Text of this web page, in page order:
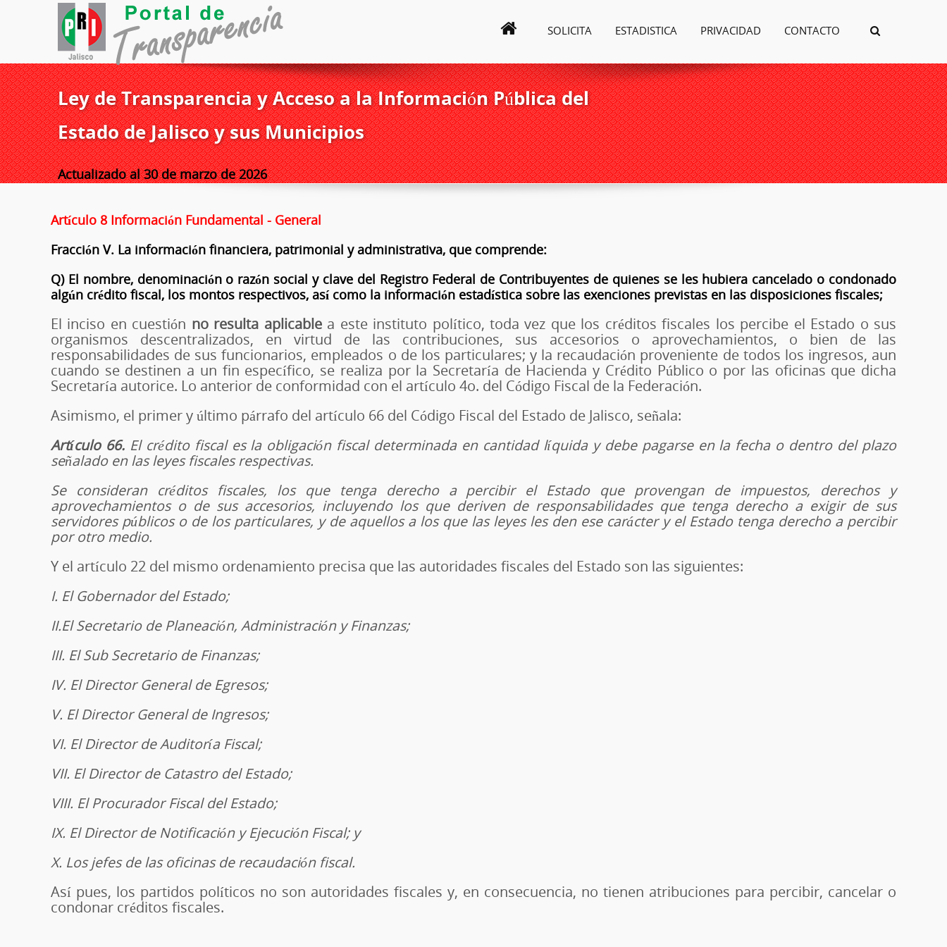
SOLICITA ESTADISTICA PRIVACIDAD CONTACTO
Ley de Transparencia y Acceso a la Información Pública del
Estado de Jalisco y sus Municipios
Actualizado al 30 de marzo de 2026
Artículo 8 Información Fundamental - General
Fracción V. La información financiera, patrimonial y administrativa, que comprende:
Q) El nombre, denominación o razón social y clave del Registro Federal de Contribuyentes de quienes se les hubiera cancelado o condonado
algún crédito fiscal, los montos respectivos, así como la información estadística sobre las exenciones previstas en las disposiciones fiscales;
El inciso en cuestión no resulta aplicable a este instituto político, toda vez que los créditos fiscales los percibe el Estado o sus
organismos descentralizados, en virtud de las contribuciones, sus accesorios o aprovechamientos, o bien de las
responsabilidades de sus funcionarios, empleados o de los particulares; y la recaudación proveniente de todos los ingresos, aun
cuando se destinen a un fin específico, se realiza por la Secretaría de Hacienda y Crédito Público o por las oficinas que dicha
Secretaría autorice. Lo anterior de conformidad con el artículo 4o. del Código Fiscal de la Federación.
Asimismo, el primer y último párrafo del artículo 66 del Código Fiscal del Estado de Jalisco, señala:
Artículo 66.El crédito fiscal es la obligación fiscal determinada en cantidad líquida y debe pagarse en la fecha o dentro del plazo
señalado en las leyes fiscales respectivas.
Se consideran créditos fiscales, los que tenga derecho a percibir el Estado que provengan de impuestos, derechos y
aprovechamientos o de sus accesorios, incluyendo los que deriven de responsabilidades que tenga derecho a exigir de sus
servidores públicos o de los particulares, y de aquellos a los que las leyes les den ese carácter y el Estado tenga derecho a percibir
por otro medio.
Y el artículo 22 del mismo ordenamiento precisa que las autoridades fiscales del Estado son las siguientes:
I. El Gobernador del Estado;
II.El Secretario de Planeación, Administración y Finanzas;
III. El Sub Secretario de Finanzas;
IV. El Director General de Egresos;
V. El Director General de Ingresos;
VI. El Director de Auditoría Fiscal;
VII. El Director de Catastro del Estado;
VIII. El Procurador Fiscal del Estado;
IX. El Director de Notificación y Ejecución Fiscal; y
X. Los jefes de las oficinas de recaudación fiscal.
Así pues, los partidos políticos no son autoridades fiscales y, en consecuencia, no tienen atribuciones para percibir, cancelar o
condonar créditos fiscales.